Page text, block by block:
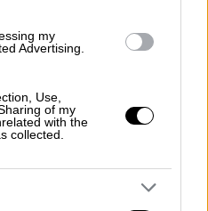
my
Advertising.
Use,
of my
with the
collected.
values, I am
member of
the message loud